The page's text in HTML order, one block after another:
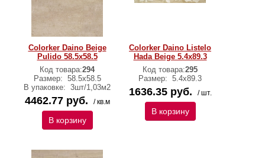
Colorker Daino Beige
Pulido 58.5x58.5
Код товара:294
Размер: 58.5x58.5
В упаковке: 3шт/1,03м2
4462.77 руб. / кв.м
В корзину
Colorker Daino Listelo
Hada Beige 5.4x89.3
Код товара:295
Размер: 5.4x89.3
1636.35 руб. / шт.
В корзину